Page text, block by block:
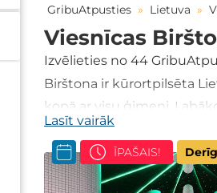
GribuAtpusties » Lietuva »
Viesnīcas
Izvēlieties no 44
Birštona ir kūrortpilsēta
kopā ar visu ģimeni.
GribuAtpusties.lv!
Lasīt vairāk
ĪPAŠAIS!